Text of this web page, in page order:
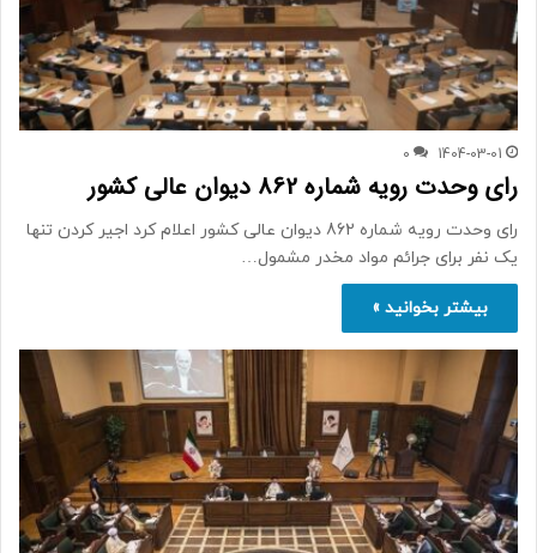
1404-03-01
0
رای وحدت رویه شماره 862 دیوان عالی کشور
رای وحدت رویه شماره 862 دیوان عالی کشور اعلام کرد اجیر کردن تنها
یک نفر برای جرائم مواد مخدر مشمول…
بیشتر بخوانید »